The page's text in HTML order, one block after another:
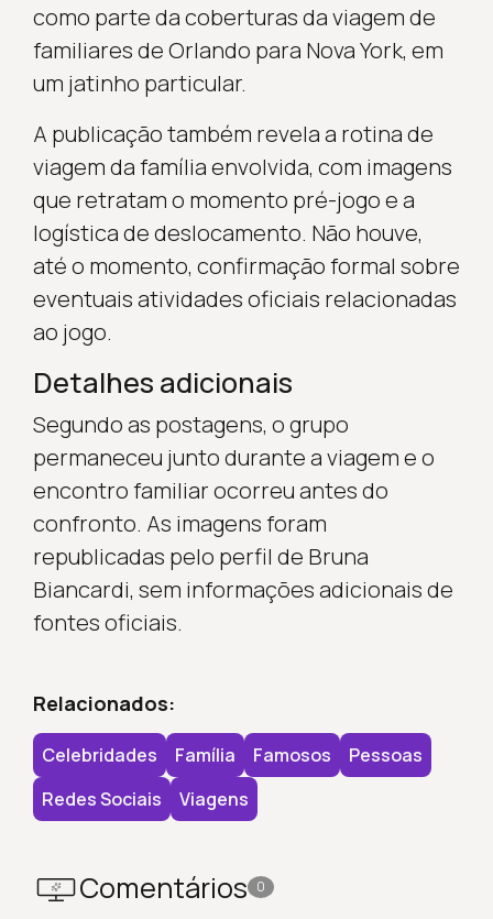
como parte da coberturas da viagem de
familiares de Orlando para Nova York, em
um jatinho particular.
A publicação também revela a rotina de
viagem da família envolvida, com imagens
que retratam o momento pré-jogo e a
logística de deslocamento. Não houve,
até o momento, confirmação formal sobre
eventuais atividades oficiais relacionadas
ao jogo.
Detalhes adicionais
Segundo as postagens, o grupo
permaneceu junto durante a viagem e o
encontro familiar ocorreu antes do
confronto. As imagens foram
republicadas pelo perfil de Bruna
Biancardi, sem informações adicionais de
fontes oficiais.
Relacionados:
Celebridades Família Famosos
Pessoas
Redes Sociais
Viagens
Comentários 0